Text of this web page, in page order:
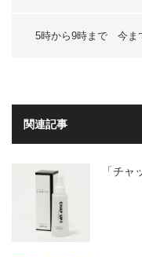
5時から9時まで 今ま
関連記事
「チ